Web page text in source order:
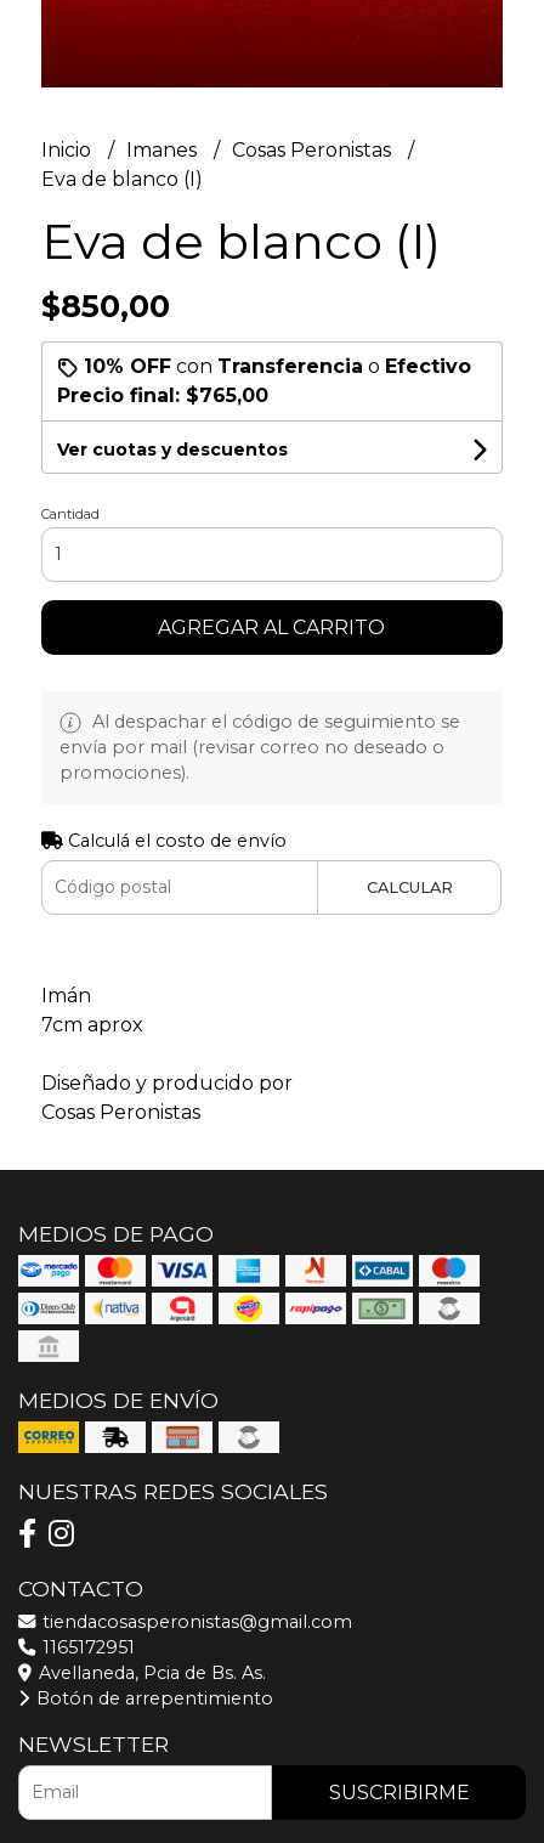
Inicio Imanes
Cosas Peronistas
Eva de blanco (I)
Eva de blanco (I)
$850,00
10% OFFcon Transferencia o Efectivo
Precio final: $765,00
Ver cuotas y descuentos
Cantidad
AGREGAR AL CARRITO
Al despachar el código de seguimiento se
envía por mail (revisar correo no deseado o
promociones).
Calculá el costo de envío
CALCULAR
Imán
7cm aprox
Diseñado y producido por
Cosas Peronistas
MEDIOS DE PAGO
MEDIOS DE ENVÍO
NUESTRAS REDES SOCIALES
CONTACTO
tiendacosasperonistas@gmail.com
1165172951
Avellaneda, Pcia de Bs. As.
Botón de arrepentimiento
NEWSLETTER
SUSCRIBIRME